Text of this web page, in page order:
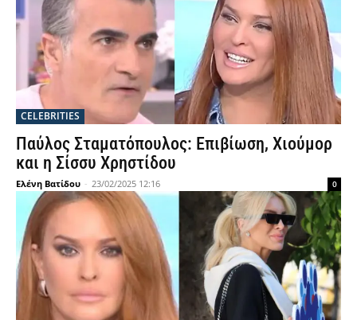
CELEBRITIES
Παύλος Σταματόπουλος: Επιβίωση, Χιούμορ
και η Σίσσυ Χρηστίδου
Ελένη Βατίδου - 23/02/2025 12:16 0